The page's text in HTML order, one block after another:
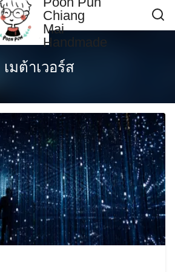
Chiang
Mai
Handmade
เมต้าเวอร์ส